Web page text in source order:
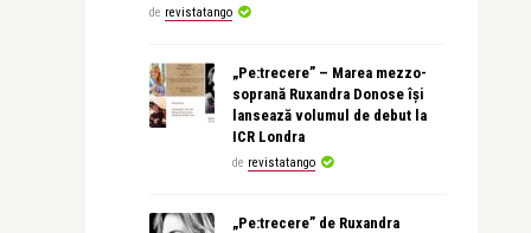
de revistatango
„Pe:trecere” – Marea mezzo-
soprană Ruxandra Donose își
lansează volumul de debut la
ICR Londra
de revistatango
„Pe:trecere” de Ruxandra